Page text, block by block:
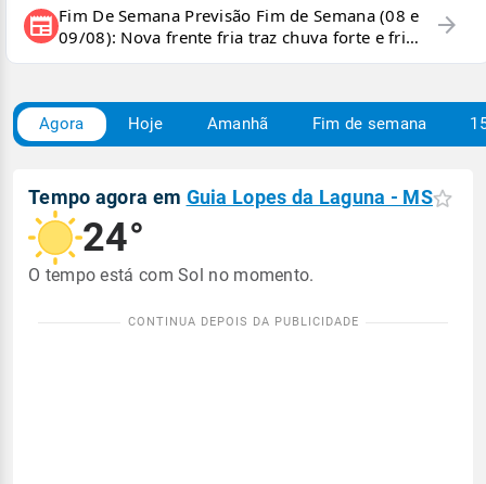
newspaper Fim De Semana Previsão Fim de Semana (08 e
09/08): Nova frente fria traz chuva forte e frio
para áreas do país
arrow_forward
Agora Hoje Amanhã Fim de semana
Tempo agora em Guia Lopes da Laguna - MS
24°
O tempo está com Sol no momento.